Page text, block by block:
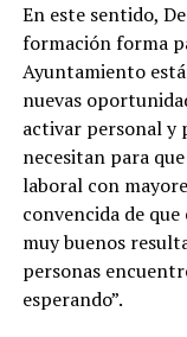
En este sentido,
formación forma
Ayuntamiento
nuevas
activar personal y
necesitan para
laboral con
convencida de
muy buenos
personas
esperando”.